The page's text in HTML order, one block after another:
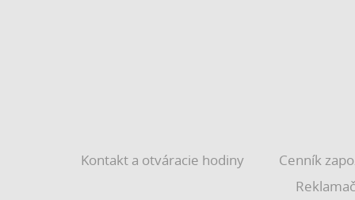
Kontakt a otváracie hodiny
Cenník